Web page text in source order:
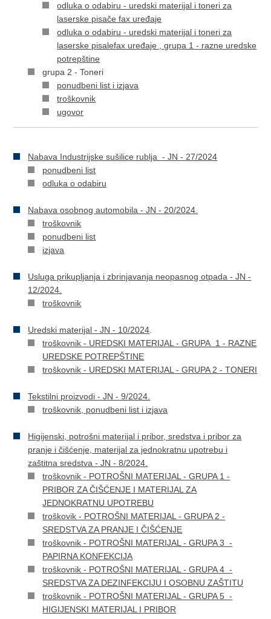
odluka o odabiru - uredski materijal i toneri za
laserske pisače fax uređaje
odluka o odabiru - uredski materijal i toneri za
laserske pisalefax uređaje , grupa 1 - razne uredske
potrepštine
grupa 2 - Toneri
ponudbeni list i izjava
troškovnik
ugovor
Nabava Industrijske sušilice rublja - JN - 27/2024
ponudbeni list
odluka o odabiru
Nabava osobnog automobila - JN - 20/2024.
troškovnik
ponudbeni list
izjava
Usluga prikupljanja i zbrinjavanja neopasnog otpada - JN -
12/2024.
troškovnik
Uredski materijal - JN - 10/2024
troškovnik - UREDSKI MATERIJAL - GRUPA 1 - RAZNE
UREDSKE POTREPŠTINE
troškovnik - UREDSKI MATERIJAL - GRUPA 2 - TONERI
Tekstilni proizvodi - JN - 9/2024.
troškovnik, ponudbeni list i izjava
Higijenski, potrošni materijal i pribor, sredstva i pribor za
pranje i čišćenje, materijal za jednokratnu upotrebu i
zaštitna sredstva - JN - 8/2024.
troškovnik - POTROŠNI MATERIJAL - GRUPA 1 -
PRIBOR ZA ČIŠĆENJE I MATERIJAL ZA
JEDNOKRATNU UPOTREBU
troškovik - POTROŠNI MATERIJAL - GRUPA 2 -
SREDSTVA ZA PRANJE I ČIŠĆENJE
troškovnik - POTROŠNI MATERIJAL - GRUPA 3 -
PAPIRNA KONFEKCIJA
troškovnik - POTROŠNI MATERIJAL - GRUPA 4 -
SREDSTVA ZA DEZINFEKCIJU I OSOBNU ZAŠTITU
troškovnik - POTROŠNI MATERIJAL - GRUPA 5 -
HIGIJENSKI MATERIJAL I PRIBOR